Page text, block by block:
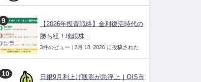
【2026年投資戦略】金利復活時代の
勝ち組！地銀株...
3件のビュー | 2月 18, 2026 に投稿された
日銀9月利上げ観測が急浮上｜OIS市